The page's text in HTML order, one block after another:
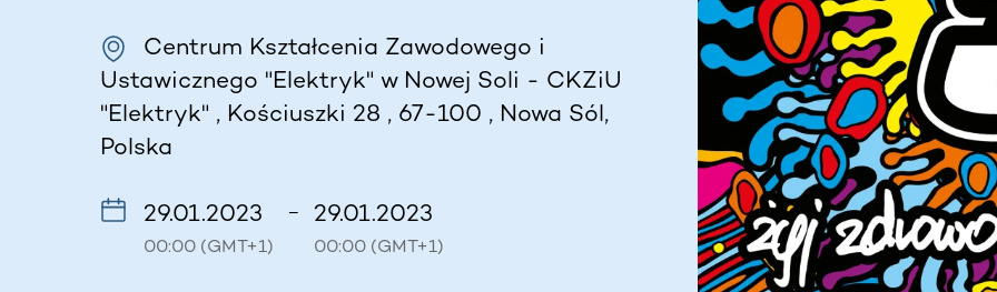
Centrum Kształcenia Zawodowego i
Ustawicznego "Elektryk" w Nowej Soli - CKZiU
"Elektryk" , Kościuszki 28 , 67-100 , Nowa Sól,
Polska
29.01.2023
00:00 (GMT+1)
– 29.01.2023
00:00 (GMT+1)